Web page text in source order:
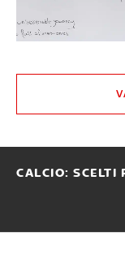
CALCIO: SCELTI